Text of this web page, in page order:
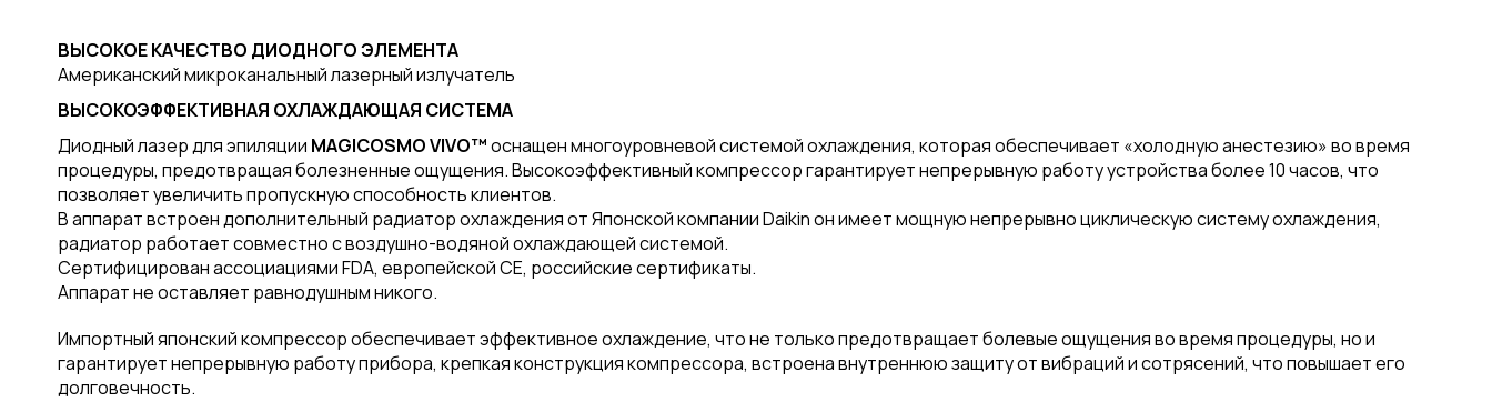
ВЫСОКОЕ КАЧЕСТВО ДИОДНОГО ЭЛЕМЕНТА
Американский микроканальный лазерный излучатель
ВЫСОКОЭФФЕКТИВНАЯ ОХЛАЖДАЮЩАЯ СИСТЕМА
Диодный лазер для эпиляции MAGICOSMO VIVO™оснащен многоуровневой системой охлаждения, которая обеспечивает «холодную анестезию» во время
процедуры, предотвращая болезненные ощущения. Высокоэффективный компрессор гарантирует непрерывную работу устройства более 10 часов, что
позволяет увеличить пропускную способность клиентов.
В аппарат встроен дополнительный радиатор охлаждения от Японской компании Daikin он имеет мощную непрерывно циклическую систему охлаждения,
радиатор работает совместно с воздушно-водяной охлаждающей системой.
Сертифицирован ассоциациями FDA, европейской CE, российские сертификаты.
Аппарат не оставляет равнодушным никого.
Импортный японский компрессор обеспечивает эффективное охлаждение, что не только предотвращает болевые ощущения во время процедуры, но и
гарантирует непрерывную работу прибора, крепкая конструкция компрессора, встроена внутреннюю защиту от вибраций и сотрясений, что повышает его
долговечность.